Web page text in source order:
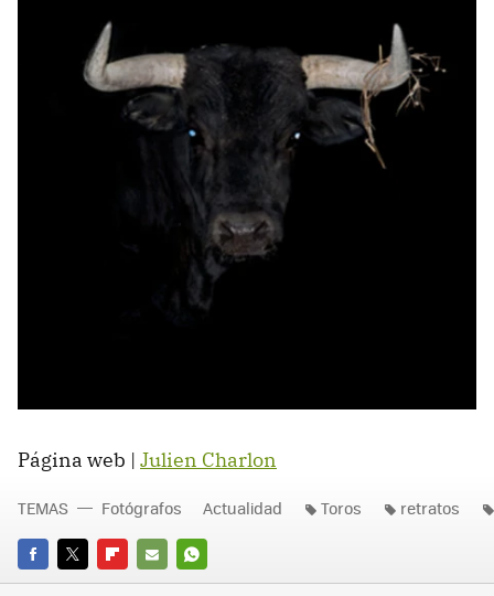
Página web | Julien Charlon
FACEBOOK
TWITTERFLIPBOARD
E-
WHATSAPP
TEMAS Fotógrafos Actualidad Toros retratos